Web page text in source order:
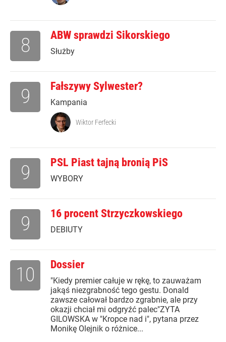
ABW sprawdzi Sikorskiego
Służby
8
Fałszywy Sylwester?
Kampania
9
Wiktor Ferfecki
PSL Piast tajną bronią PiS
WYBORY
9
16 procent Strzyczkowskiego
DEBIUTY
9
Dossier
"Kiedy premier całuje w rękę, to zauważam
jakąś niezgrabność tego gestu. Donald
zawsze całował bardzo zgrabnie, ale przy
okazji chciał mi odgryźć palec"ZYTA
GILOWSKA w "Kropce nad i", pytana przez
Monikę Olejnik o różnice...
10